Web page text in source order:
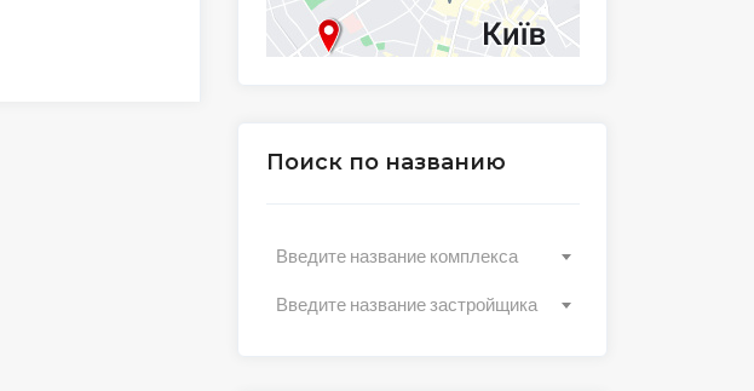
Поиск по названию
Введите название комплекса
Введите название застройщика